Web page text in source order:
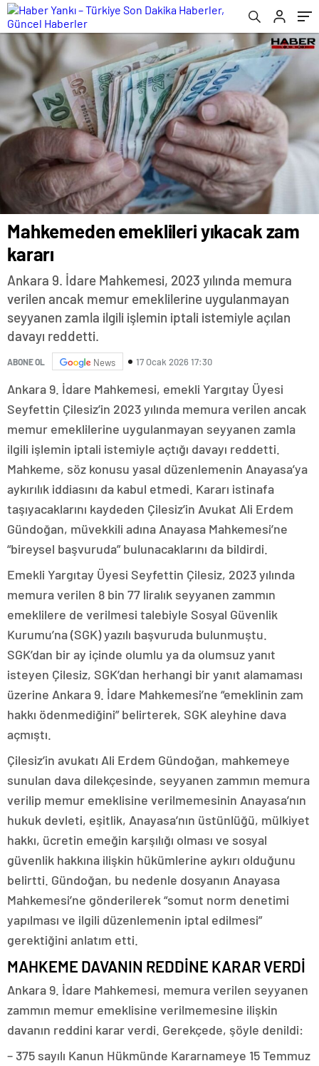
Mahkemeden emeklileri yıkacak zam
kararı
Ankara 9. İdare Mahkemesi, 2023 yılında memura
verilen ancak memur emeklilerine uygulanmayan
seyyanen zamla ilgili işlemin iptali istemiyle açılan
davayı reddetti.
ABONE OL News 17 Ocak 2026 17:30
Ankara 9. İdare Mahkemesi, emekli Yargıtay Üyesi
Seyfettin Çilesiz’in 2023 yılında memura verilen ancak
memur emeklilerine uygulanmayan seyyanen zamla
ilgili işlemin iptali istemiyle açtığı davayı reddetti.
Mahkeme, söz konusu yasal düzenlemenin Anayasa’ya
aykırılık iddiasını da kabul etmedi. Kararı istinafa
taşıyacaklarını kaydeden Çilesiz’in Avukat Ali Erdem
Gündoğan, müvekkili adına Anayasa Mahkemesi’ne
“bireysel başvuruda” bulunacaklarını da bildirdi.
Emekli Yargıtay Üyesi Seyfettin Çilesiz, 2023 yılında
memura verilen 8 bin 77 liralık seyyanen zammın
emeklilere de verilmesi talebiyle Sosyal Güvenlik
Kurumu’na (SGK) yazılı başvuruda bulunmuştu.
SGK’dan bir ay içinde olumlu ya da olumsuz yanıt
isteyen Çilesiz, SGK’dan herhangi bir yanıt alamaması
üzerine Ankara 9. İdare Mahkemesi’ne “emeklinin zam
hakkı ödenmediğini” belirterek, SGK aleyhine dava
açmıştı.
Çilesiz’in avukatı Ali Erdem Gündoğan, mahkemeye
sunulan dava dilekçesinde, seyyanen zammın memura
verilip memur emeklisine verilmemesinin Anayasa’nın
hukuk devleti, eşitlik, Anayasa’nın üstünlüğü, mülkiyet
hakkı, ücretin emeğin karşılığı olması ve sosyal
güvenlik hakkına ilişkin hükümlerine aykırı olduğunu
belirtti. Gündoğan, bu nedenle dosyanın Anayasa
Mahkemesi’ne gönderilerek “somut norm denetimi
yapılması ve ilgili düzenlemenin iptal edilmesi”
gerektiğini anlatım etti.
MAHKEME DAVANIN REDDİNE KARAR VERDİ
Ankara 9. İdare Mahkemesi, memura verilen seyyanen
zammın memur emeklisine verilmemesine ilişkin
davanın reddini karar verdi. Gerekçede, şöyle denildi:
– 375 sayılı Kanun Hükmünde Kararnameye 15 Temmuz